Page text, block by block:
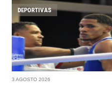
DEPORTIVAS
3 AGOSTO 2026